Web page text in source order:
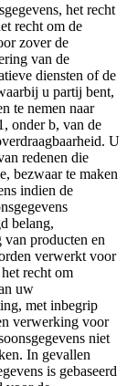
het recht
recht om de
zover de
van de
diensten of de
u partij bent,
te nemen naar
onder b, van de
U
redenen die
bezwaar te maken
indien de
belang,
producten en
verwerkt voor
recht om
uw
met inbegrip
verwerking voor
niet
In gevallen
is gebaseerd